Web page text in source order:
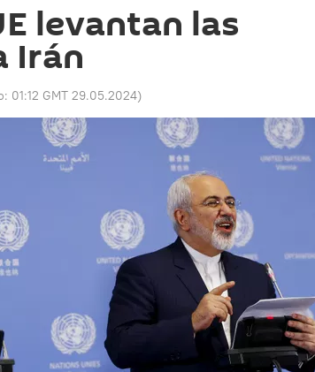
levantan las
Irán
01:12 GMT 29.05.2024)